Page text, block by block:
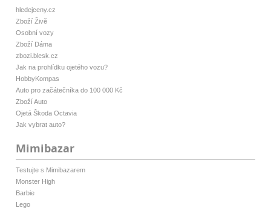
hledejceny.cz
Zboží Živě
Osobní vozy
Zboží Dáma
zbozi.blesk.cz
Jak na prohlídku ojetého vozu?
HobbyKompas
Auto pro začátečníka do 100 000 Kč
Zboží Auto
Ojetá Škoda Octavia
Jak vybrat auto?
Mimibazar
Testujte s Mimibazarem
Monster High
Barbie
Lego